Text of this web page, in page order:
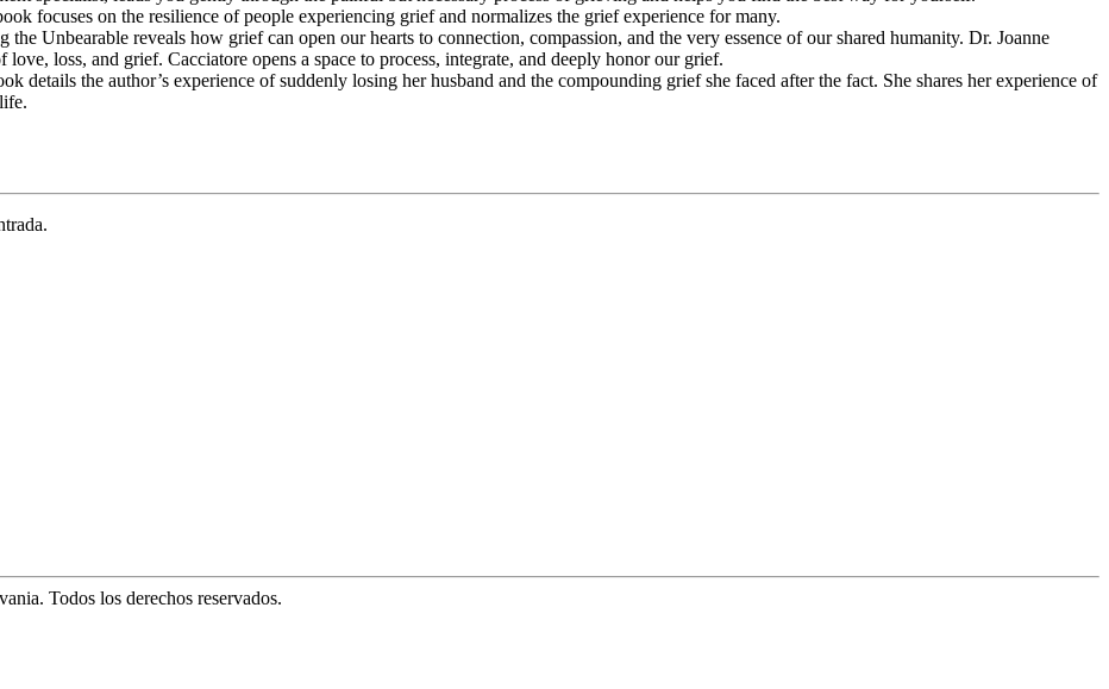
focuses on the resilience of people experiencing grief and normalizes the grief experience for many.
the Unbearable reveals how grief can open our hearts to connection, compassion, and the very essence of our shared humanity. Dr. Joanne
loss, and grief. Cacciatore opens a space to process, integrate, and deeply honor our grief.
details the author’s experience of suddenly losing her husband and the compounding grief she faced after the fact. She shares her experience of
Todos los derechos reservados.